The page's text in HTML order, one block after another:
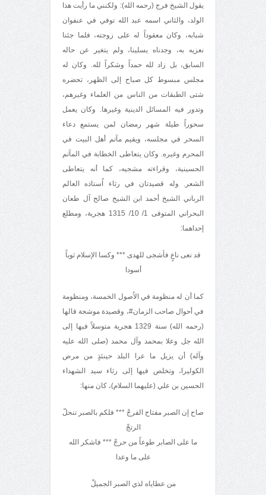
يقول الشيخ فرج (رحمه الله): ولكنني ما رأيت هذا
الولد، والثاني اسمه عبد الله توفي في عنفوان
شبابه، وكان معقوداً له على زوجته، فلما جئنا
نعزيه به، وجدناه يسلينا، ولم يتغير عن حاله
السابق، بل زاد لله حمداً وشكراً لله. وكان له
مجلس مبسوط كل صباح إلى الظهر، تحضره
شتى الطبقات من الناس من العلماء وغيرهم،
وتدور فيه المسائل الدينية وغيرها. وكان يعمل
سحوراً طيلة شهر رمضان لمن يستمع دعاء
السحر في مجلسه، ويقيم مآتم أهل البيت في
المحرم وغيره. وكان يتعاطى الخطابة في المآتم
الحسينية، وقراءته مشجيه، كما أنه يتعاطى
الشعر. وله قصيدتان في رثاء اُستاذه العالم
الرباني الشيخ أحمد ابن الشيخ صالح آل طعان
البحراني المتوفى 1/ 10/ 1315 هجرية، ومطلع
إحداهما:
قد نعى ناعٍ فأشجى للهدى *** وكسا الإسلام ثوباً
أسودا
كما أن له منظومة في الاُصول الخمسة، ومنظومة
في أحوال صاحب الزمان#، وقصيدة موشحة قالها
(رحمه الله) سنة 1329 هجرية متوسلاً فيها إلى
الله جل وعلا بمحمد وآل محمد (صلى الله عليه
وآله) أن يزيل ما عرا البلد حينئذٍ من مرض
الكوليرا، وتخلص فيها إلى رثاء سيد الشهداء
الحسين بن علي (عليهما السلام)، كان منها:
صاح إن الصبر مفتاح الفرجْ *** فلكم بالصبر تنحلّ
الرتجْ
ما على الصابر طوعاً من حرجْ *** فاشكر الله
على ما وعدا
من عطاياه لذي الصبر الجميلْ